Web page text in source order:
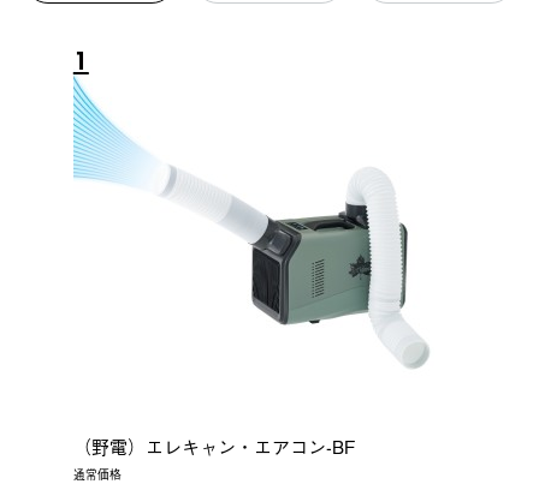
1
（野電）エレキャン・エアコン-BF
通常価格